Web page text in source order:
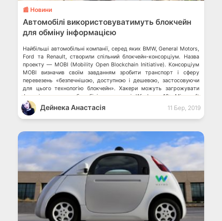
📰 Новини
Автомобілі використовуватимуть блокчейн
для обміну інформацією
Найбільші автомобільні компанії, серед яких BMW, General Motors,
Ford та Renault, створили спільний блокчейн-консорціум. Назва
проекту — MOBI (Mobility Open Blockchain Initiative). Консорціум
MOBI визначив своїм завданням зробити транспорт і сферу
перевезень «безпечнішою, доступною і дешевою, застосовуючи
для цього технологію блокчейн». Хакери можуть загрожувати
функціонуванню робомобілів на дорозі Windows 10: Microsoft
радить видалити останнє оновлення Коли мікроплатежі та […]
Дейнека Анастасiя 11 Бер, 2019